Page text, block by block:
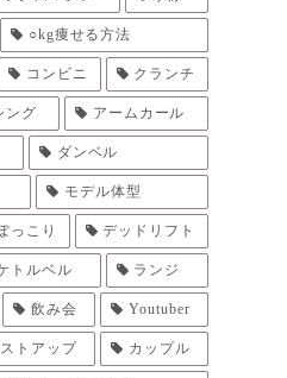
○kg痩せる方法
コンビニ クランチ
ング アームカール
ダンベル
モデル体型
っこり デッドリフト
トルベル ランジ
飲み会 Youtuber
トアップ カップル